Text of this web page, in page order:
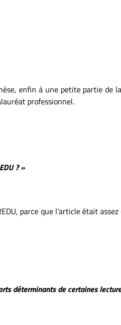
enfin à une petite partie de
professionnel.
? »
parce que l’article était
déterminants de certaines